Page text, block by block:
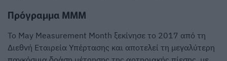
Πρόγραμμα MMM
Το May Measurement Month ξεκίνησε το 2017 από τη
Διεθνή Εταιρεία Υπέρτασης και αποτελεί τη μεγαλύτερη